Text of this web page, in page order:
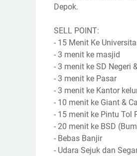
Depok.
SELL POINT:
- 15 Menit Ke
- 3 menit ke masjid
- 3 menit ke SD Negeri
- 3 menit ke Pasar
- 3 menit ke Kantor
- 10 menit ke Giant &
- 15 menit ke Pintu Tol
- 20 menit ke BSD
- Bebas Banjir
- Udara Sejuk dan